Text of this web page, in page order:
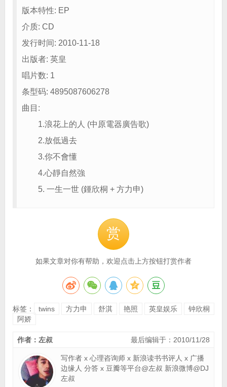
版本特性: EP
介质: CD
发行时间: 2010-11-18
出版者: 英皇
唱片数: 1
条型码: 4895087606278
曲目:
1.浪花上的人 (中原電器廣告歌)
2.放低過去
3.你不會懂
4.心靜自然強
5. 一生一世 (鍾欣桐 + 方力申)
赏
如果文章对你有帮助，欢迎点击上方按钮打赏作者
标签： twins 方力申 舒淇 艳照 英皇娱乐
钟欣桐
阿娇
最后编辑于：2010/11/28
作者：左叔
写作者 x 心理咨询师 x 新浪读书书评人 x 广播
边缘人 分答 x 豆瓣等平台@左叔 新浪微博@DJ
左叔